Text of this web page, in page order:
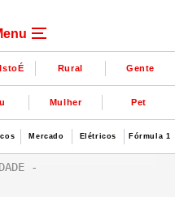
Rural Gente
Mulher Pet
Mercado Elétricos Fórmula 1